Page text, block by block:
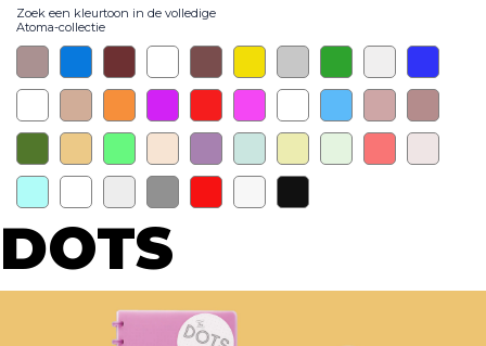
Zoek een kleurtoon in de volledige
Atoma-collectie
DOTS